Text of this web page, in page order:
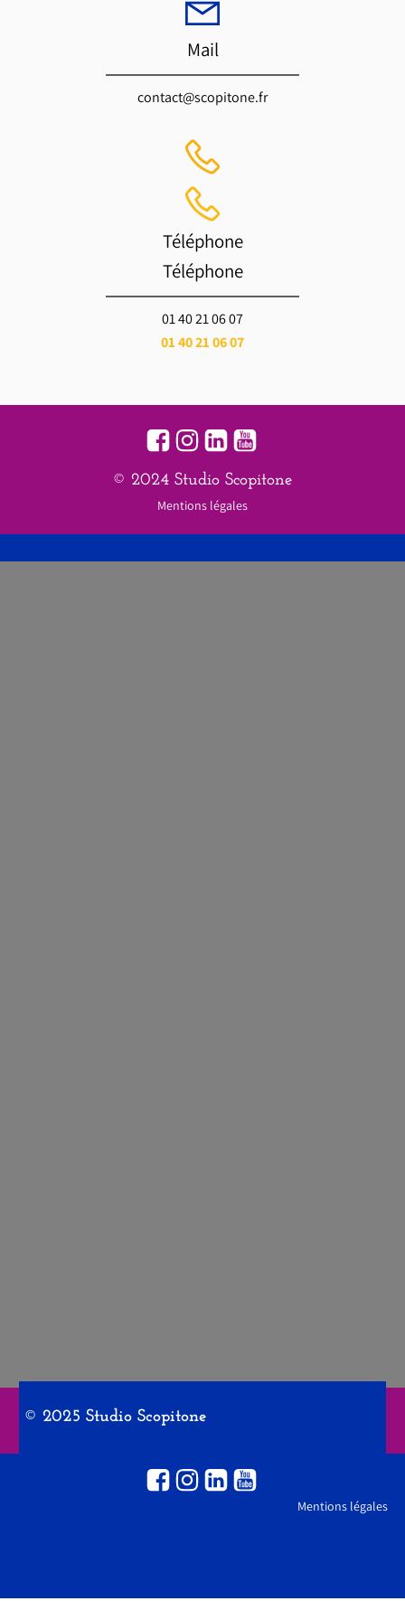
Mail
contact@scopitone.fr
Téléphone
Téléphone
01 40 21 06 07
01 40 21 06 07
© 2024 Studio Scopitone
Mentions légales
© 2025 Studio Scopitone
Mentions légales